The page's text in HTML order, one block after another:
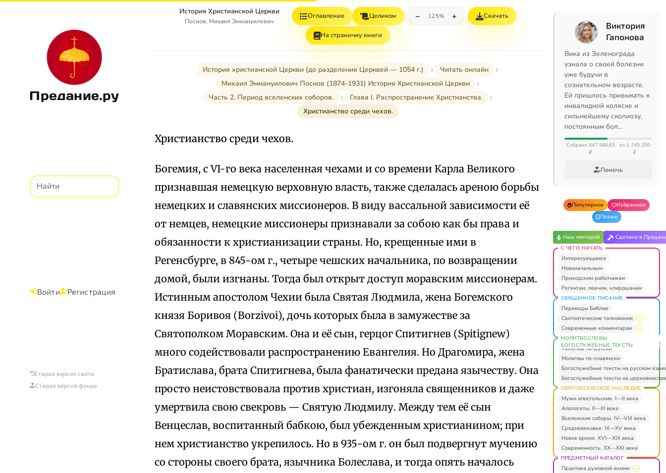
Предание.ру
Войти Регистрация
Старая версия сайта
Старая версия фонда
История Христианской Церкви
Поснов, Михаил Эммануилович
Оглавление Целиком − 125% + Скачать
На страничку книги
История христианской Церкви (до разделения Церквей — 1054 г.)
Читать онлайн
Михаил Эммануилович Поснов (1874-1931) История Христианской Церкви
Часть 2. Период вселенских соборов.
Глава I. Распространение Христианства.
Христианство среди чехов.
Христианство среди чехов.
Богемия, с VI-го века населенная чехами и со времени Карла Великого
признавшая немецкую верховную власть, также сделалась ареною борьбы
немецких и славянских миссионеров. В виду вассальной зависимости её
от немцев, немецкие миссионеры признавали за собою как бы права и
обязанности к христианизации страны. Но, крещенные ими в
Регенсбурге, в 845-ом г., четыре чешских начальника, по возвращении
домой, были изгнаны. Тогда был открыт доступ моравским миссионерам.
Истинным апостолом Чехии была Святая Людмила, жена Богемского
князя Боривоя (Borzivoi), дочь которых была в замужестве за
Святополком Моравским. Она и её сын, герцог Спитигнев (Spitignew)
много содействовали распространению Евангелия. Но Драгомира, жена
Братислава, брата Спитигнева, была фанатически предана язычеству. Она
просто неистовствовала против христиан, изгоняла священников и даже
умертвила свою свекровь — Святую Людмилу. Между тем её сын
Венцеслав, воспитанный бабкою, был убежденным христианином; при
нем христианство укрепилось. Но в 935-ом г. он был подвергнут мучению
со стороны своего брата, язычника Болеслава, и тогда опять началось
Виктория
Гапонова
Вика из Зеленограда
узнала о своей болезни
уже будучи в
сознательном возрасте.
Ей пришлось привыкать к
инвалидной коляске и
сильнейшему сколиозу,
постоянным бол…
Собрано 847 586,83
₽
из 1 745 200
₽
Помочь
Популярное
Избранное
Позже
Наш лекторий Сделано в
С ЧЕГО НАЧАТЬ
Интересующимся
Новоначальным
Приходским работникам
Регентам, певчим, клирошанам
СВЯЩЕННОЕ ПИСАНИЕ
Переводы Библии
Святоотеческие толкования
Современные комментарии
МОЛИТВОСЛОВЫ.
БОГОСЛУЖЕБНЫЕ ТЕКСТЫ
Молитвы по-русски
Молитвы по-славянски
Богослужебные тексты на русском
Богослужебные тексты на
СВЯТООТЕЧЕСКОЕ НАСЛЕДИЕ
Мужи апостольские. I—II века
Апологеты. II—III века
Вселенские соборы. IV—VIII века
Средневековье. IX—XV века
Новое время. XVI—XIX века
Современность. XX—XXI века
ПРЕДМЕТНЫЙ КАТАЛОГ
Практика духовной жизни